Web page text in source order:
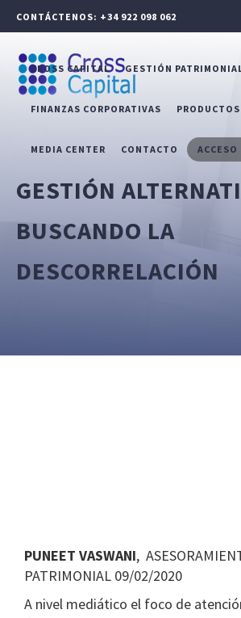
CONTÁCTENOS: +34 922 098 062
CROSS CAPITAL GESTIÓN
FINANZAS CORPORATIVAS
MEDIA CENTER CONTACTO
GESTIÓN
BUSCANDO LA
DESCORRELACIÓN
PUNEET VASWANI,
PATRIMONIAL 09/02/2020
A nivel mediático el foco de